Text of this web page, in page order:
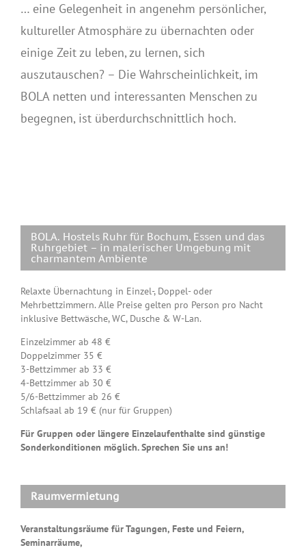
… eine Gelegenheit in angenehm persönlicher,
kultureller Atmosphäre zu übernachten oder
einige Zeit zu leben, zu lernen, sich
auszutauschen? – Die Wahrscheinlichkeit, im
BOLA netten und interessanten Menschen zu
begegnen, ist überdurchschnittlich hoch.
BOLA. Hostels Ruhr für Bochum, Essen und das
Ruhrgebiet – in malerischer Umgebung mit
charmantem Ambiente
Relaxte Übernachtung in Einzel-, Doppel- oder
Mehrbettzimmern. Alle Preise gelten pro Person pro Nacht
inklusive Bettwäsche, WC, Dusche & W-Lan.
Einzelzimmer ab 48 €
Doppelzimmer 35 €
3-Bettzimmer ab 33 €
4-Bettzimmer ab 30 €
5/6-Bettzimmer ab 26 €
Schlafsaal ab 19 € (nur für Gruppen)
Für Gruppen oder längere Einzelaufenthalte sind günstige
Sonderkonditionen möglich. Sprechen Sie uns an!
Raumvermietung
Veranstaltungsräume für Tagungen, Feste und Feiern,
Seminarräume,